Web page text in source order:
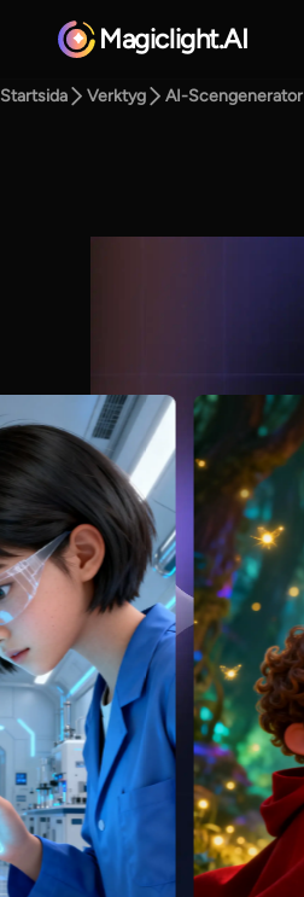
Magiclight.AI
Startsida Verktyg AI-Scengenerator